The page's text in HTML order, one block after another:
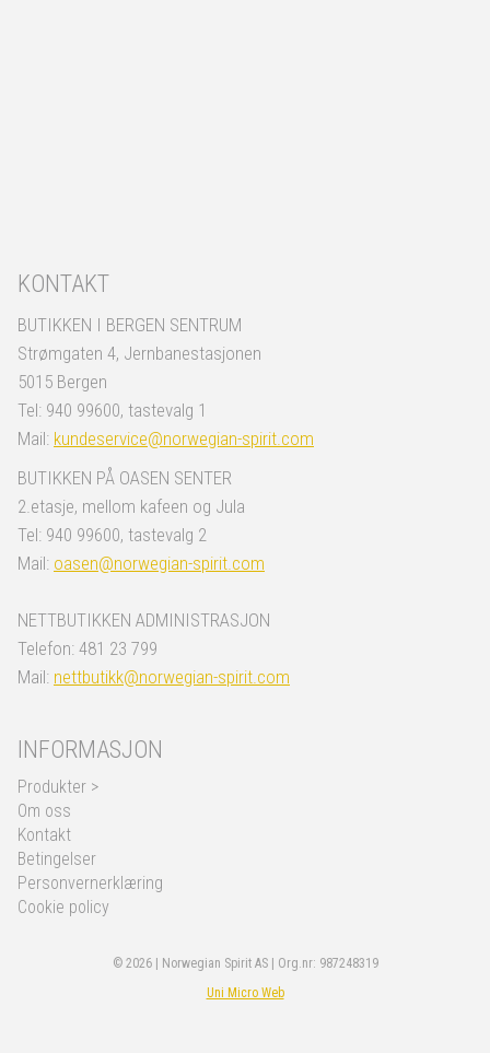
KONTAKT
BUTIKKEN I BERGEN SENTRUM
Strømgaten 4, Jernbanestasjonen
5015 Bergen
Tel: 940 99600, tastevalg 1
Mail: kundeservice@norwegian-spirit.com
BUTIKKEN PÅ OASEN SENTER
2.etasje, mellom kafeen og Jula
Tel: 940 99600, tastevalg 2
Mail: oasen@norwegian-spirit.com
NETTBUTIKKEN ADMINISTRASJON
Telefon: 481 23 799
Mail: nettbutikk@norwegian-spirit.com
INFORMASJON
Produkter >
Om oss
Kontakt
Betingelser
Personvernerklæring
Cookie policy
© 2026 | Norwegian Spirit AS | Org.nr: 987248319
Uni Micro Web